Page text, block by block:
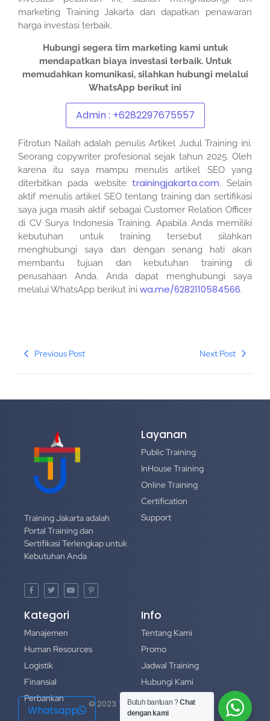
marketing Training Jakarta dan dapatkan penawaran
harga investasi terbaik.
Hubungi segera tim marketing kami untuk
mendapatkan biaya investasi terbaik.Untuk
memudahkan komunikasi, silahkan hubungi melalui
WhatsApp berikut ini
Admin : +6282297675557
Fitrotun Nailah adalah penulis Artikel Judul Training ini.
Seorang copywriter profesional sejak tahun 2025. Oleh
karena itu saya mampu menulis artikel SEO yang
diterbitkan pada website trainingjakarta.com. Selain
aktif menulis artikel SEO tentang training dan sertifikasi
saya juga masih aktif sebagai Customer Relation Officer
di CV Surya Indonesia Training. Apabila Anda memiliki
kebutuhan untuk training tersebut silahkan
menghubungi saya dan dengan senang hati akan
membantu tujuan dan kebutuhan training di
perusahaan Anda. Anda dapat menghubungi saya
melalui WhatsApp berikut ini wa.me/6282110584566.
Previous Post Next Post
Training Jakarta adalah
Portal Training dan
Sertifikasi Terlengkap untuk
Kebutuhan Anda
Layanan
Public Training
InHouse Training
Online Training
Certification
Support
Kategori
Manajemen
Human Resources
Logistik
Finansial
Perbankan
Info
Tentang Kami
Promo
Jadwal Training
Hubungi Kami
Portofolio
© 2023 Training Jakarta
Whatsapp
Butuh bantuan ?Chat
dengan kami